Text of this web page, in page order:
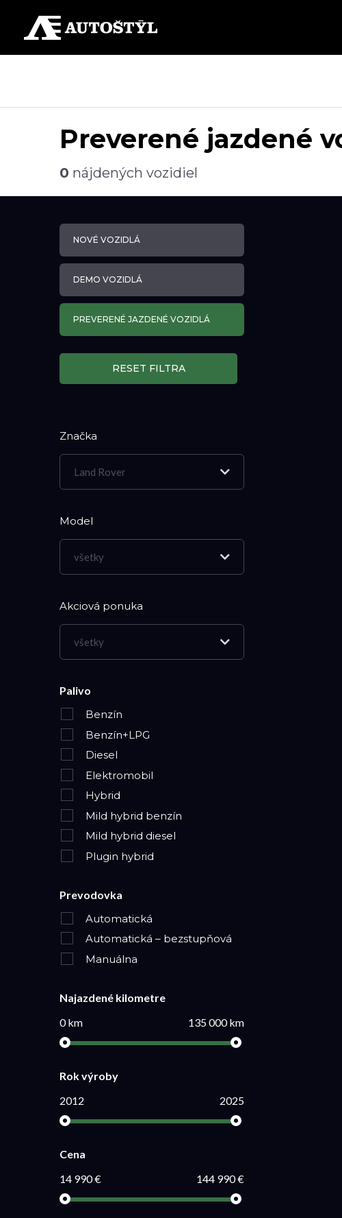
Preverené jazdené
0 nájdených vozidiel
NOVÉ VOZIDLÁ
DEMO VOZIDLÁ
PREVERENÉ JAZDENÉ VOZIDLÁ
RESET FILTRA
Značka
Land Rover
Model
všetky
Akciová ponuka
všetky
Palivo
Benzín
Benzín+LPG
Diesel
Elektromobil
Hybrid
Mild hybrid benzín
Mild hybrid diesel
Plugin hybrid
Prevodovka
Automatická
Automatická – bezstupňová
Manuálna
Najazdené kilometre
0 km
135 000 km
Rok výroby
2012
2025
Cena
14 990 €
144 990 €